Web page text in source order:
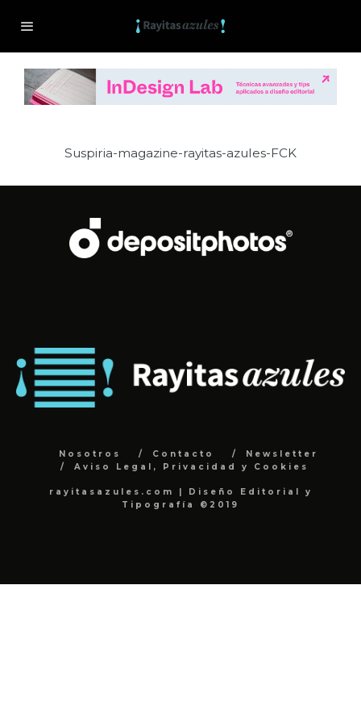
Suspiria-magazine-rayitas-azules-FCK
Nosotros Contacto
Newsletter
Aviso Legal, Privacidad y Cookies
rayitasazules.com | Diseño Editorial y
Tipografía ©2019